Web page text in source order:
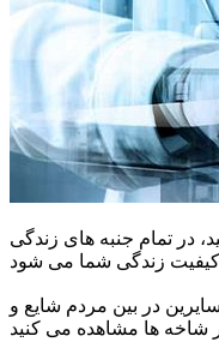
در تمام جنبه های زندگی
در بین مردم شایع و